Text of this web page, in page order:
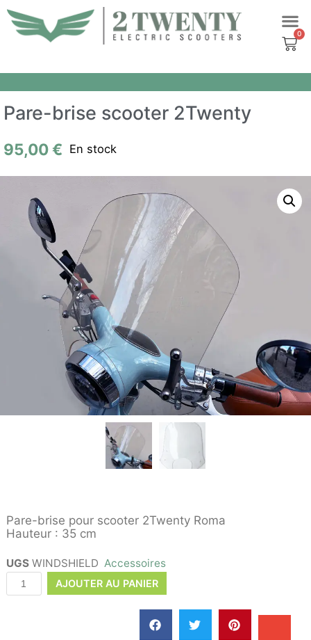
Aller
au
Pare-brise scooter 2Twenty
95,00€ En stock
Pare-brise pour scooter 2Twenty Roma
Hauteur : 35 cm
UGS WINDSHIELD Accessoires
AJOUTER AU PANIER